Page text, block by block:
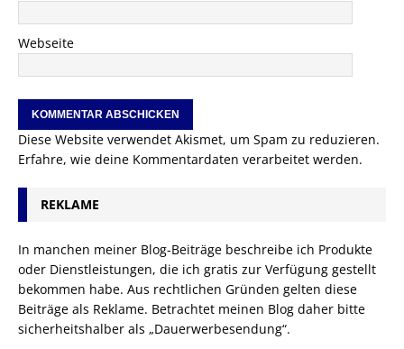
Webseite
Diese Website verwendet Akismet, um Spam zu reduzieren.
Erfahre, wie deine Kommentardaten verarbeitet werden.
REKLAME
In manchen meiner Blog-Beiträge beschreibe ich Produkte
oder Dienstleistungen, die ich gratis zur Verfügung gestellt
bekommen habe. Aus rechtlichen Gründen gelten diese
Beiträge als Reklame. Betrachtet meinen Blog daher bitte
sicherheitshalber als „Dauerwerbesendung“.